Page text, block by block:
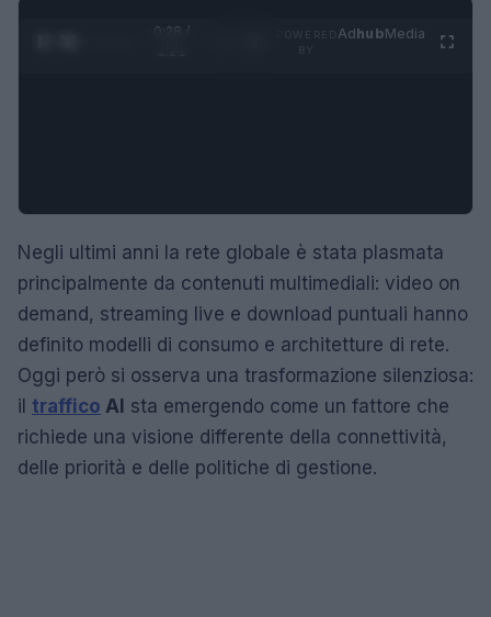
0:29 /
AdhubMedia
Negli ultimi anni la rete globale è stata plasmata
principalmente da contenuti multimediali: video on
demand, streaming live e download puntuali hanno
definito modelli di consumo e architetture di rete.
Oggi però si osserva una trasformazione silenziosa:
il traffico AI sta emergendo come un fattore che
richiede una visione differente della connettività,
delle priorità e delle politiche di gestione.